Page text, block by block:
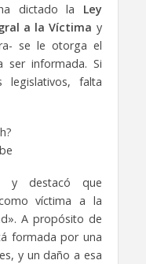
dictado la Ley
a la Víctima y
se le otorga el
ser informada. Si
legislativos, falta
y destacó que
víctima a la
A propósito de
formada por una
y un daño a esa